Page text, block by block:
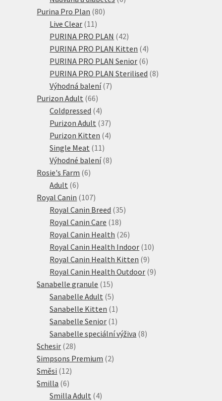
Purina Pro Plan 8080
Live Clear 11 11
produktů
PURINA PRO PLAN 4242
produktů
PURINA PRO PLAN Kitten 44
produkty
PURINA PRO PLAN Senior 66
produktů
PURINA PRO PLAN Sterilised 88
Výhodná balení 77
Purizon Adult 6666
produktů
Coldpressed 44
produkty
Purizon Adult 3737
produktů
Purizon Kitten 44
Single Meat 11 11
produktů
Výhodné balení 88
Rosie's Farm 66
Adult 66
produktů
Royal Canin 107107
produktů
Royal Canin Breed 3535
Royal Canin Care 1818
produktů
Royal Canin Health 2626
produktů
Royal Canin Health Indoor 1010
Royal Canin Health Kitten 99
produktů
Royal Canin Health Outdoor 99
Sanabelle granule 1515
produktů
Sanabelle Adult 55
produktů
Sanabelle Kitten 1 1
produkt
Sanabelle Senior 1 1
produkt
Sanabelle speciální výživa 88
Schesir 2828
produktů
Simpsons Premium 22
Směsi 1212
Smilla 66
produktů
Smilla Adult 44